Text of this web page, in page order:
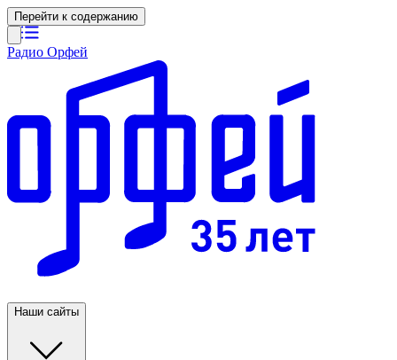
Перейти к содержанию
Радио Орфей
Наши сайты